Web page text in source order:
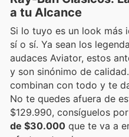
a tu Alcance
Si lo tuyo es un look más
sí o sí. Ya sean los
audaces Aviator, estos
y son sinónimo de
combinan con todo y te
No te quedes afuera de
$129.990, consíguelos
de $30.000 que te va a